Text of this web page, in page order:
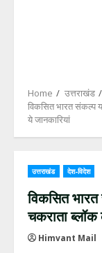
Home
उत्तराखंड
विकसित भारत संकल्प
ये जानकारियां
उत्तराखंड देश-विदेश
विकसित
चकराता ब्लॉक
Himvant Mail